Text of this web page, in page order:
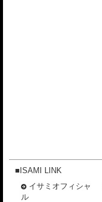
■ISAMI LINK
イサミオフィシャ
ル